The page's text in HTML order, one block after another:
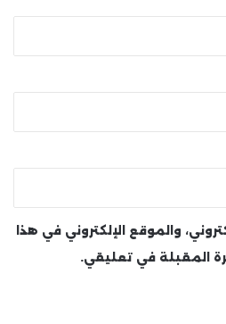
والموقع الإلكتروني في هذا
المقبلة في تعليقي.